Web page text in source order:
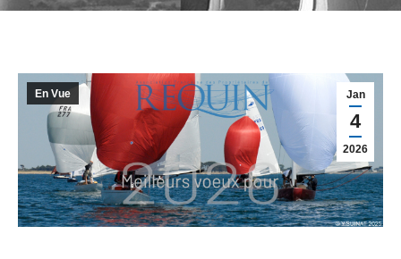
Jan
4
2026
En Vue